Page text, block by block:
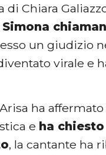
di Chiara
un giudizio
virale e
ha
e ha
, la cantante ha